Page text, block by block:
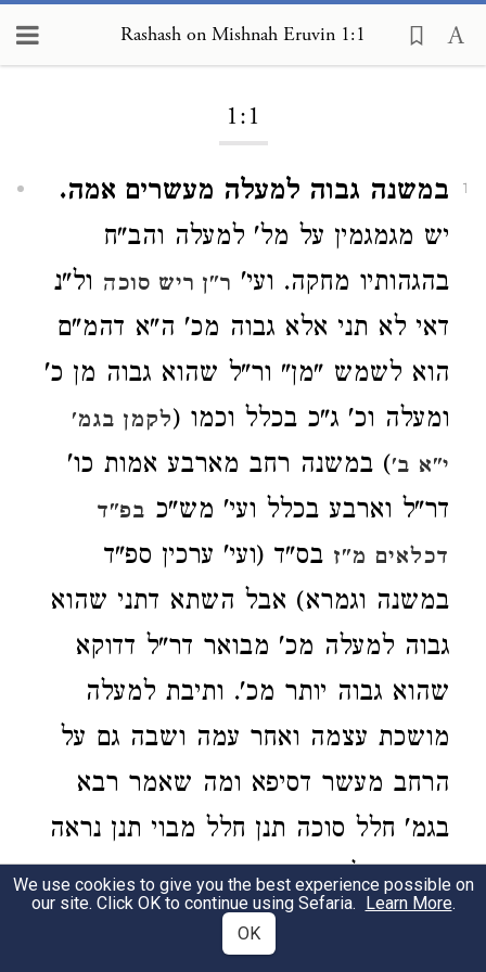
Rashash on Mishnah Eruvin 1:1
Rashash on Mishnah Eruvin
1:1
1
במשנה גבוה למעלה מעשרים אמה.
יש מגמגמין על מל' למעלה והב"ח
בהגהותיו מחקה. ועי' ר"ן ריש סוכה ול"נ
דאי לא תני אלא גבוה מכ' ה"א דהמ"ם
הוא לשמש "מן" ור"ל שהוא גבוה מן כ'
ומעלה וכ' ג"כ בכלל וכמו (לקמן בגמ'
י"א ב') במשנה רחב מארבע אמות כו'
דר"ל וארבע בכלל ועי' מש"כ בפ"ד
דכלאים מ"ז בס"ד (ועי' ערכין ספ"ד
במשנה וגמרא) אבל השתא דתני שהוא
גבוה למעלה מכ' מבואר דר"ל דדוקא
שהוא גבוה יותר מכ'. ותיבת למעלה
מושכת עצמה ואחר עמה ושבה גם על
הרחב מעשר דסיפא ומה שאמר רבא
בגמ' חלל סוכה תנן חלל מבוי תנן נראה
דיוקו מדלא תני סכך שהוא גבוה קורה
שהיא גבוה ש"מ דקאי על חלליהם וזה
We use cookies to give you the best experience possible on
our site. Click OK to continue using Sefaria. Learn More.
OK